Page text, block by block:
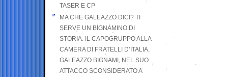
TASER E CP
MA CHE GALEAZZO DICI? TI
SERVE UN BIGNAMINO DI
STORIA. IL CAPOGRUPPO ALLA
CAMERA DI FRATELLI D’ITALIA,
GALEAZZO BIGNAMI, NEL SUO
ATTACCO SCONSIDERATO A